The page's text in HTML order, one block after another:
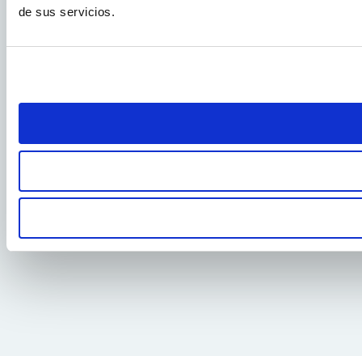
de sus servicios.